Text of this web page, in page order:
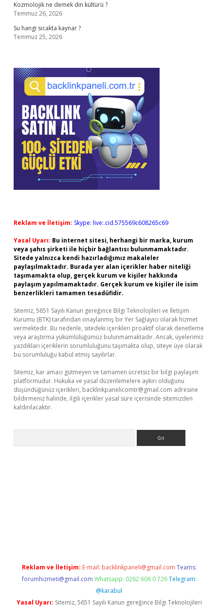
Kozmolojik ne demek din kültürü ?
Temmuz 26, 2026
Su hangi sıcakta kaynar ?
Temmuz 25, 2026
Reklam ve İletişim: Skype: live:.cid.575569c608265c69
Yasal Uyarı: Bu internet sitesi, herhangi bir marka, kurum
veya şahıs şirketi ile hiçbir bağlantısı bulunmamaktadır.
Sitede yalnızca kendi hazırladığımız makaleler
paylaşılmaktadır. Burada yer alan içerikler haber niteliği
taşımamakta olup, gerçek kurum ve kişiler hakkında
paylaşım yapılmamaktadır. Gerçek kurum ve kişiler ile isim
benzerlikleri tamamen tesadüfidir.
Sitemiz, 5651 Sayılı Kanun gereğince Bilgi Teknolojileri ve İletişim
Kurumu (BTK) tarafından onaylanmış bir Yer Sağlayıcı olarak hizmet
vermektedir. Bu nedenle, sitedeki içerikleri proaktif olarak denetleme
veya araştırma yükümlülüğümüz bulunmamaktadır. Ancak, üyelerimiz
yazdıkları içeriklerin sorumluluğunu taşımakta olup, siteye üye olarak
bu sorumluluğu kabul etmiş sayılırlar.
Sitemiz, kar amacı gütmeyen ve tamamen ücretsiz bir bilgi paylaşım
platformudur. Hukuka ve yasal düzenlemelere aykırı olduğunu
düşündüğünüz içerikleri, backlinkpanelicomtr@gmail.com adresine
bildirmeniz halinde, ilgili içerikler yasal süre içerisinde sitemizden
kaldırılacaktır.
Reklam ve İletişim: E-mail: backlinkpaneli@gmail.com Teams:
forumhizmeti@gmail.com Whatsapp: 0262 606 0 726 Telegram:
@karabul
Yasal Uyarı: Sitemiz, 5651 Sayılı Kanun gereğince Bilgi Teknolojileri